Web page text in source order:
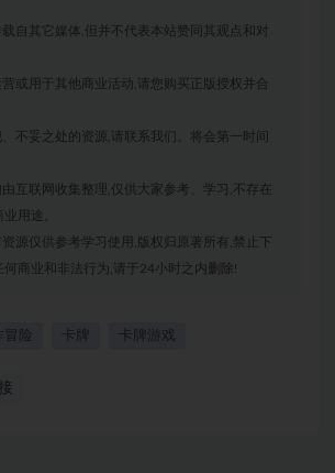
自其它媒体,但并不代表本站赞同其观点和对
或用于其他商业活动,请您购买正版授权并合
不妥之处的资源,请联系我们。将会第一时间
互联网收集整理,仅供大家参考、学习,不存在
用途。
源仅供参考学习使用,版权归原著所有,禁止下
何商业和非法行为,请于24小时之内删除!
冒险 卡牌 卡牌游戏